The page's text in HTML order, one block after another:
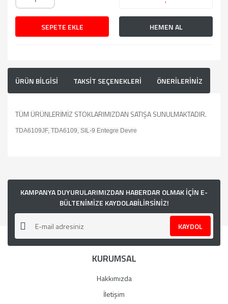
SEPETE EKLE HEMEN AL
ÜRÜN BİLGİSİ TAKSİT SEÇENEKLERİ ÖNERİLERİNİZ
TÜM ÜRÜNLERİMİZ STOKLARIMIZDAN SATIŞA SUNULMAKTADIR.
TDA6109JF, TDA6109, SIL-9 Entegre Devre
kullanarak tarafımıza iletebilirsiniz.
Görüş ve önerileriniz için teşekkür ederiz.
Ürün resmi kalitesiz, bozuk veya görüntülenemiyor.
Ürün açıklamasında eksik bilgiler bulunuyor.
Ürün bilgilerinde hatalar bulunuyor.
Ürün fiyatı diğer sitelerden daha pahalı.
KAMPANYA DUYURULARIMIZDAN HABERDAR OLMAK İÇİN E-
BÜLTENİMİZE KAYDOLABİLİRSİNİZ!
KAYDOL
KURUMSAL
Hakkımızda
İletişim